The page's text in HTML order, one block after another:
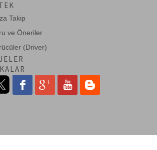
74LS242
Tri-State Quad Bus Transceiver
74LS251
8 TO 1 LINE MULTIP. (3-STATE)
DUAL 4-1 MULTIP.3-STATE OUTPUT
Takip
ve Öneriler
(Driver)